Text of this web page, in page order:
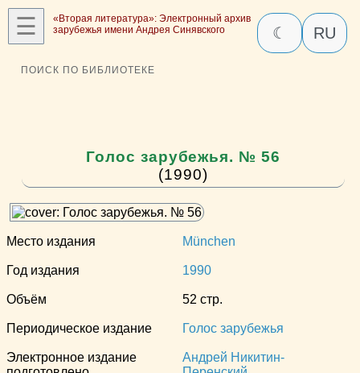
☰
«Вторая литература»: Электронный архив
зарубежья имени Андрея Синявского
☾ RU
ПОИСК ПО БИБЛИОТЕКЕ
Голос зарубежья. № 56
(1990)
Место издания München
Год издания 1990
Объём 52 стр.
Периодическое издание Голос зарубежья
Электронное издание
Андрей Никитин-